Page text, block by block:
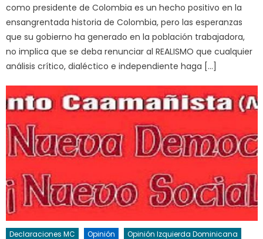
como presidente de Colombia es un hecho positivo en la
ensangrentada historia de Colombia, pero las esperanzas
que su gobierno ha generado en la población trabajadora,
no implica que se deba renunciar al REALISMO que cualquier
análisis crítico, dialéctico e independiente haga […]
Declaraciones MC Opinión Opinión Izquierda Dominicana